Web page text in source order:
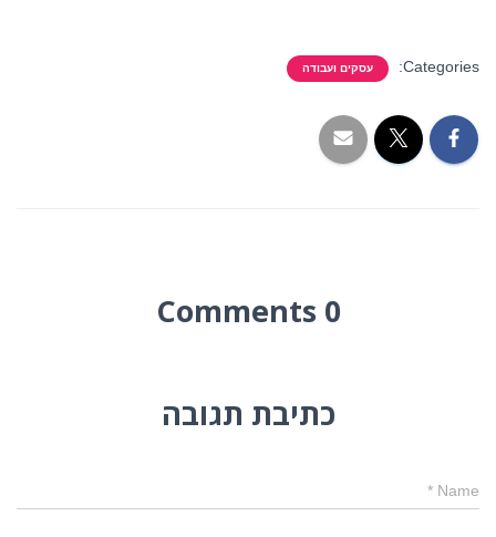
Categories: עסקים ועבודה
0 Comments
כתיבת תגובה
Name
*